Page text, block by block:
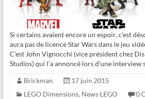
Si certains avaient encore un espoir, c’est
aura pas de licence Star Wars dans le jeu
C’est John Vignocchi (vice président chez
Studios) qui l’a annoncé lors d’une interview
Brickman
17 juin 2015
LEGO Dimensions, News LEGO
0